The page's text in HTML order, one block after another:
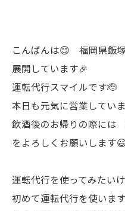
こんばんは😊 福岡県飯
展開しています🎉
運転代行スマイルです🫡
本日も元気に営業してい
飲酒後のお帰りの際には
をよろしくお願いします
運転代行を使ってみたい
初めて運転代行を使いま